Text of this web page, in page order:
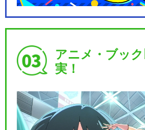
アニメ・ブッ
実！